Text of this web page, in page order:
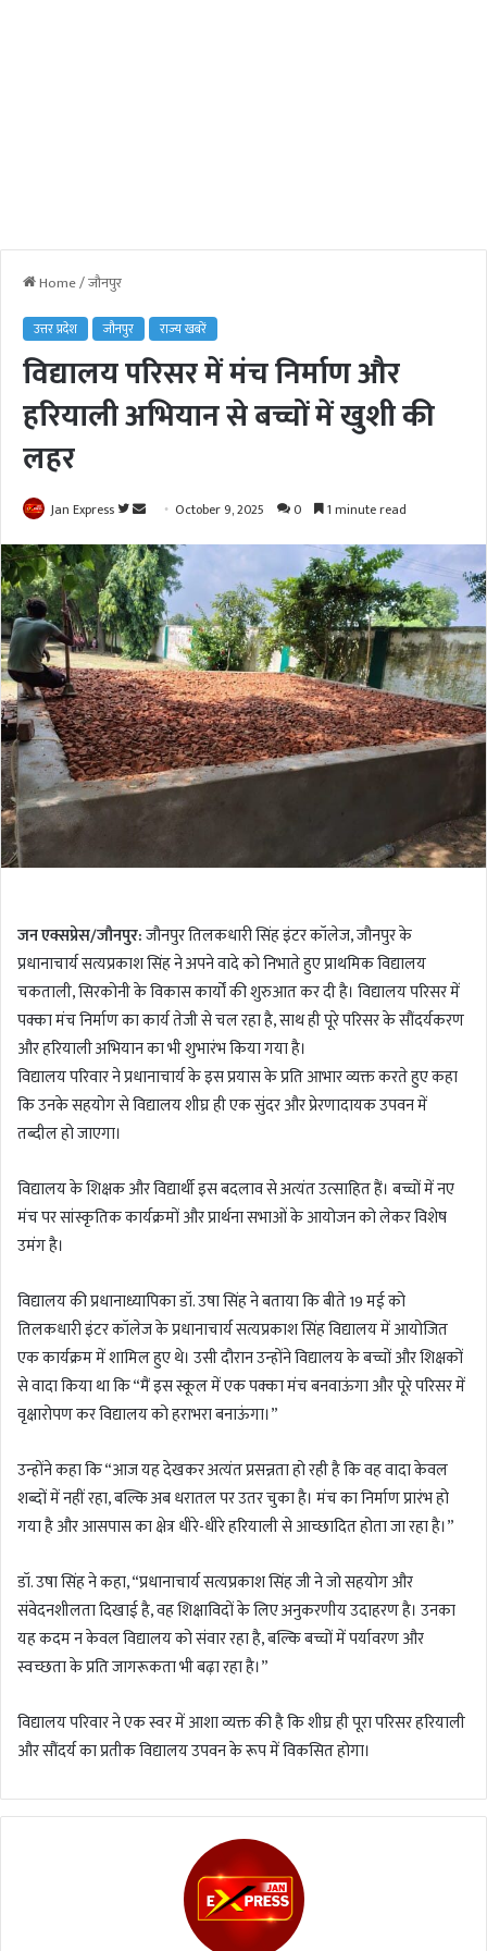
Home/जौनपुर
उत्तर प्रदेश जौनपुर राज्य खबरें
विद्यालय परिसर में मंच निर्माण और
हरियाली अभियान से बच्चों में खुशी की
लहर
Jan Express
F
l
l
o
w
o
n
T
w
i
t
n
d
a
n
e
m
a
i
l
October 9, 2025 0 1 minute read
जन एक्सप्रेस/जौनपुर:जौनपुर तिलकधारी सिंह इंटर कॉलेज, जौनपुर के
प्रधानाचार्य सत्यप्रकाश सिंह ने अपने वादे को निभाते हुए प्राथमिक विद्यालय
चकताली, सिरकोनी के विकास कार्यों की शुरुआत कर दी है। विद्यालय परिसर में
पक्का मंच निर्माण का कार्य तेजी से चल रहा है, साथ ही पूरे परिसर के सौंदर्यकरण
और हरियाली अभियान का भी शुभारंभ किया गया है।
विद्यालय परिवार ने प्रधानाचार्य के इस प्रयास के प्रति आभार व्यक्त करते हुए कहा
कि उनके सहयोग से विद्यालय शीघ्र ही एक सुंदर और प्रेरणादायक उपवन में
तब्दील हो जाएगा।
विद्यालय के शिक्षक और विद्यार्थी इस बदलाव से अत्यंत उत्साहित हैं। बच्चों में नए
मंच पर सांस्कृतिक कार्यक्रमों और प्रार्थना सभाओं के आयोजन को लेकर विशेष
उमंग है।
विद्यालय की प्रधानाध्यापिका डॉ. उषा सिंह ने बताया कि बीते 19 मई को
तिलकधारी इंटर कॉलेज के प्रधानाचार्य सत्यप्रकाश सिंह विद्यालय में आयोजित
एक कार्यक्रम में शामिल हुए थे। उसी दौरान उन्होंने विद्यालय के बच्चों और शिक्षकों
से वादा किया था कि “मैं इस स्कूल में एक पक्का मंच बनवाऊंगा और पूरे परिसर में
वृक्षारोपण कर विद्यालय को हराभरा बनाऊंगा।”
उन्होंने कहा कि “आज यह देखकर अत्यंत प्रसन्नता हो रही है कि वह वादा केवल
शब्दों में नहीं रहा, बल्कि अब धरातल पर उतर चुका है। मंच का निर्माण प्रारंभ हो
गया है और आसपास का क्षेत्र धीरे-धीरे हरियाली से आच्छादित होता जा रहा है।”
डॉ. उषा सिंह ने कहा, “प्रधानाचार्य सत्यप्रकाश सिंह जी ने जो सहयोग और
संवेदनशीलता दिखाई है, वह शिक्षाविदों के लिए अनुकरणीय उदाहरण है। उनका
यह कदम न केवल विद्यालय को संवार रहा है, बल्कि बच्चों में पर्यावरण और
स्वच्छता के प्रति जागरूकता भी बढ़ा रहा है।”
विद्यालय परिवार ने एक स्वर में आशा व्यक्त की है कि शीघ्र ही पूरा परिसर हरियाली
और सौंदर्य का प्रतीक विद्यालय उपवन के रूप में विकसित होगा।